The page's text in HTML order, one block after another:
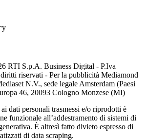
RTI S.p.A. Business Digital - P.Iva
riservati - Per la pubblicità Mediamond
N.V., sede legale Amsterdam (Paesi
46, 20093 Cologno Monzese (MI)
dati personali trasmessi e/o riprodotti è
funzionale all’addestramento di sistemi di
È altresì fatto divieto espresso di
di data scraping.